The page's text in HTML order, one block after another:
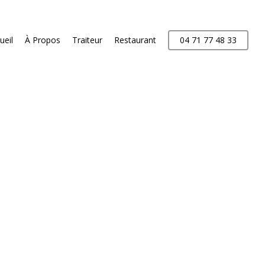
À Propos Traiteur Restaurant 04 71 77 48 33